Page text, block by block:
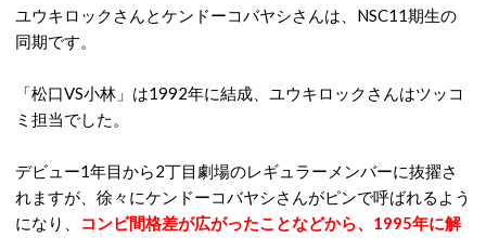
ユウキロックさんとケンドーコバヤシさんは、NSC11期生の
同期です。
「松口VS小林」は1992年に結成、ユウキロックさんはツッコ
ミ担当でした。
デビュー1年目から2丁目劇場のレギュラーメンバーに抜擢さ
れますが、徐々にケンドーコバヤシさんがピンで呼ばれるよう
になり、
コンビ間格差が広がったことなどから、1995年に解